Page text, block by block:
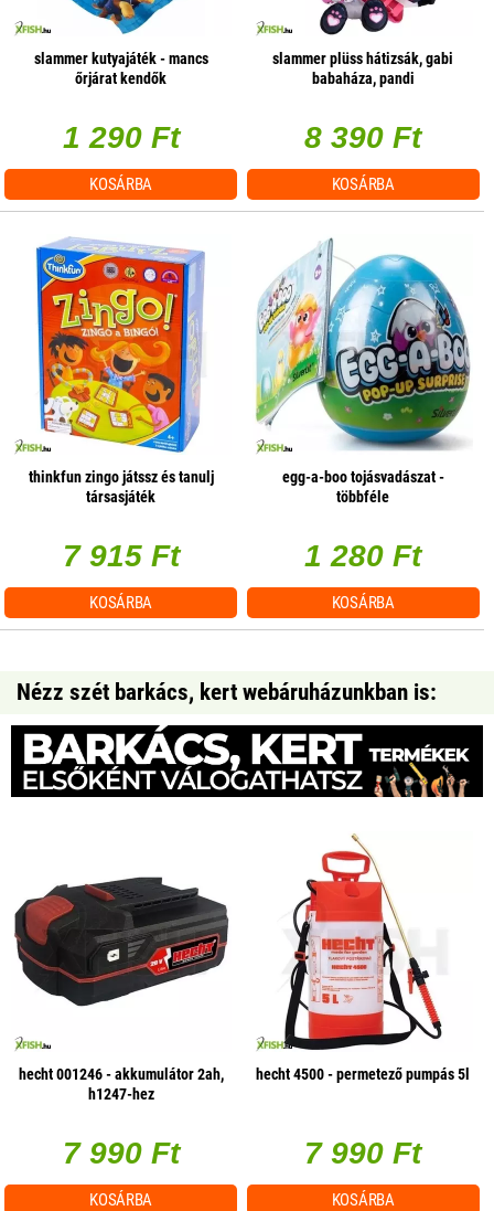
slammer kutyajáték - mancs
őrjárat kendők
1 290 Ft
KOSÁRBA
slammer plüss hátizsák, gabi
babaháza, pandi
8 390 Ft
KOSÁRBA
thinkfun zingo játssz és tanulj
társasjáték
7 915 Ft
KOSÁRBA
egg-a-boo tojásvadászat -
többféle
1 280 Ft
KOSÁRBA
Nézz szét barkács, kert webáruházunkban is:
hecht 001246 - akkumulátor 2ah,
h1247-hez
7 990 Ft
KOSÁRBA
hecht 4500 - permetező pumpás 5l
7 990 Ft
KOSÁRBA